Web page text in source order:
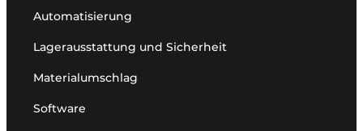
Automatisierung
Lagerausstattung und Sicherheit
Materialumschlag
Software